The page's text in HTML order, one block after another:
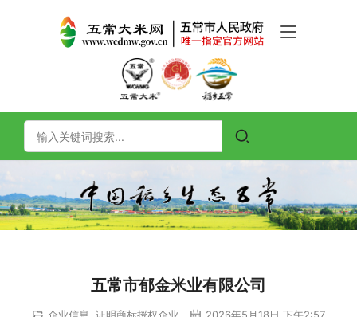
五常市郁金米业有限公司